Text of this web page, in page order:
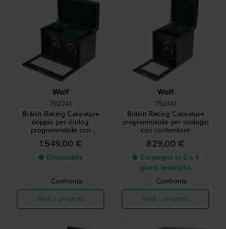
Wolf
792241
British Racing Caricatore
doppio per orologi
programmabile con
contenitore
1.549,00 €
● Disponibile
Confronta
Vedi i prodotti
Wolf
792141
British Racing Caricatore
programmabile per orologio
con contenitore
829,00 €
● Consegna in 2 a 4
giorni lavorativi
Confronta
Vedi i prodotti